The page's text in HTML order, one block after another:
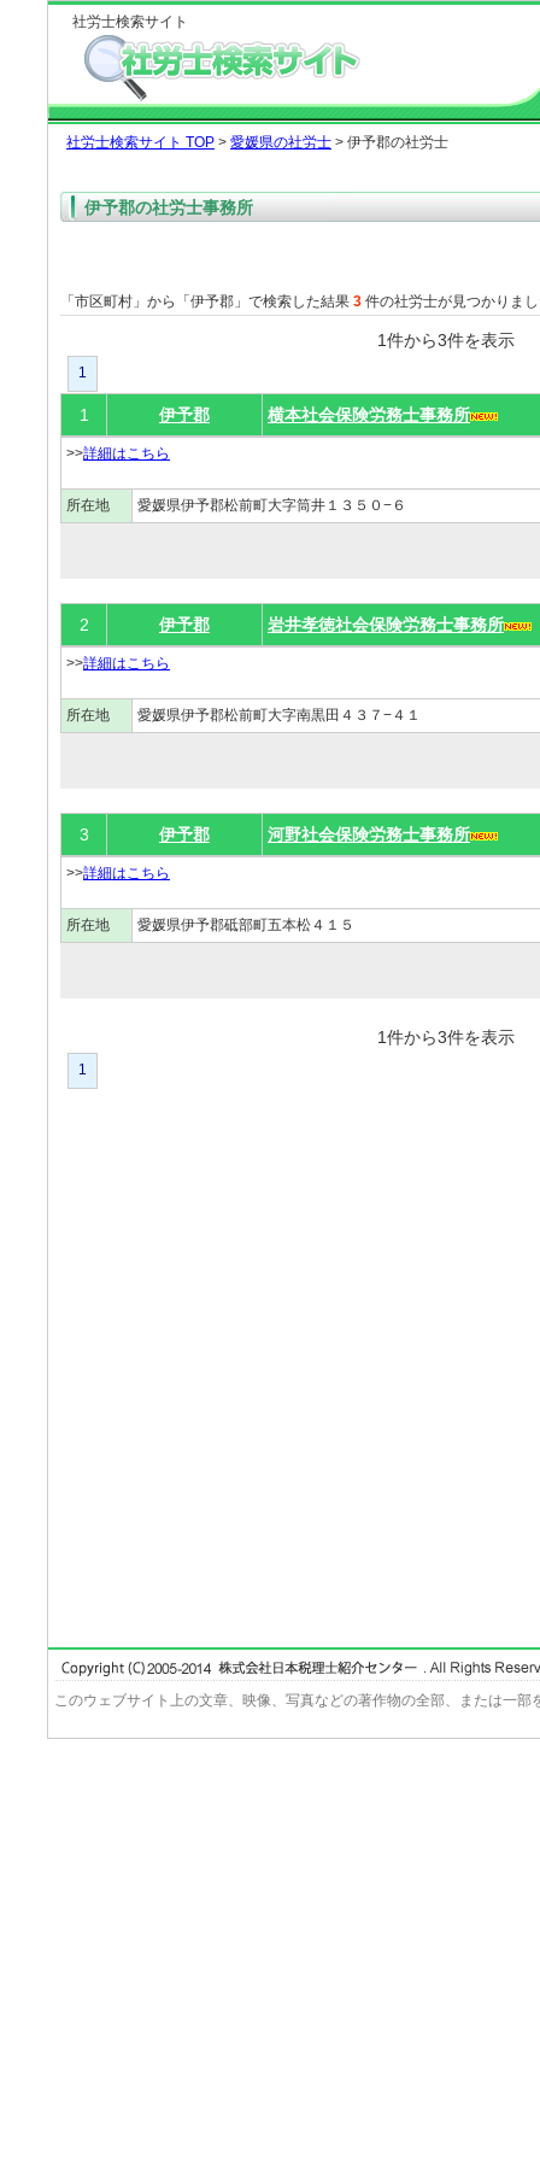
社労士検索サイト
社労士検索サイト TOP > 愛媛県の社労士 > 伊予郡の社労士
伊予郡の社労士事務所
「市区町村」から「伊予郡」で検索した結果 3 件の社労士が見つかりま
1件から3件を表
1
1 伊予郡 横本社会保険労務士事務所
>>詳細はこちら
所在地 愛媛県伊予郡松前町大字筒井１３５０−６
2 伊予郡 岩井孝徳社会保険労務士事務所
>>詳細はこちら
所在地 愛媛県伊予郡松前町大字南黒田４３７−４１
3 伊予郡 河野社会保険労務士事務所
>>詳細はこちら
所在地 愛媛県伊予郡砥部町五本松４１５
1件から3件を表
1
このウェブサイト上の文章、映像、写真などの著作物の全部、または一